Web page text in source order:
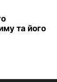
та його